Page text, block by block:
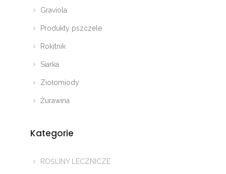
Graviola
Produkty pszczele
Rokitnik
Siarka
Ziołomiody
Żurawina
Kategorie
ROŚLINY LECZNICZE